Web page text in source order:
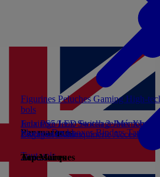
Figurines PeluchesGaming High-
bols
Par marques
Tout voir
Jeux PS5Jeux Switch 2Jeux Xbox
Livres et Guides
Accessoires
SleevesDeckboxesBindersTapis
Eclairage/LEDStockage/Mémoire
Bagagerie/MaroquinerieAccessoires
Top Marques